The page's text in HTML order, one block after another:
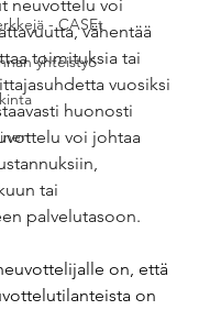
- CASEt
yhteistyö
neuvottelu voi
vähentää
toimituksia tai
vuosiksi
huonosti
voi johtaa
tai
palvelutasoon.
on, että
on